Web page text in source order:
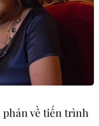
vũ khí mang
này, song từ “chiến
phán về tiến trình